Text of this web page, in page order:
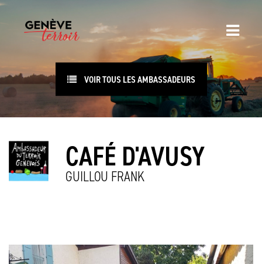
VOIR TOUS LES AMBASSADEURS
CAFÉ D'AVUSY
GUILLOU FRANK